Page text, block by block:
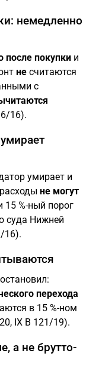
немедленно
после покупки и
не считаются
с
6/16).
умирает и
не могут
15 %-ный порог
суда Нижней
16).
перехода
в 15 %-ном
IX B 121/19).
а не брутто-